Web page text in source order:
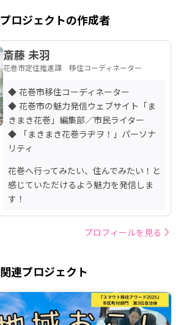
ロジェクトの作成者
斎藤 未羽
花巻市定住推進課 移住コーディネーター
◆ 花巻市移住コーディネーター
◆ 花巻市の魅力発信ウェブサイト「ま
きまき花巻」編集部／市民ライター
◆ 「まきまき花巻ラヂヲ！」パーソナ
リティ
花巻へ行ってみたい、住んでみたい！と
感じていただけるよう魅力を発信しま
す！
プロフィールを見る
関連プロジェクト